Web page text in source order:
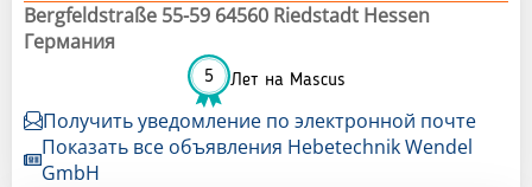
Bergfeldstraße 55-59 64560 Riedstadt Hessen
Германия
5 Лет на Mascus
Получить уведомление по электронной почте
Показать все объявления Hebetechnik Wendel
GmbH